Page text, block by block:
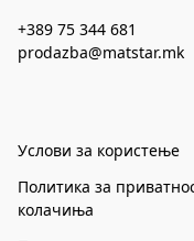
+389 75 344 681
prodazba@matstar.mk
Услови за користење
Политика за
колачиња